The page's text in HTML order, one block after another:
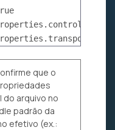
que o
arquivo no
padrão da
efetivo (ex.: